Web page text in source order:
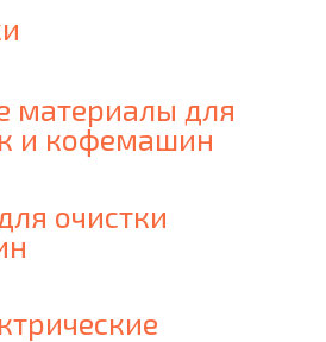
материалы для
и кофемашин
очистки